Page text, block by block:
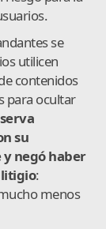
se
utilicen
contenidos
para ocultar
su
negó haber
:
menos